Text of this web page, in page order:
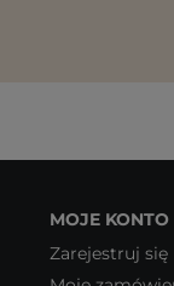
MOJE KONTO
Zarejestruj się